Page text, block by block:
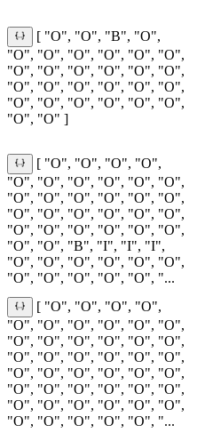
[ "O", "O", "B", "O",
"O", "O", "O", "O", "O", "O",
"O", "O", "O", "O", "O", "O",
"O", "O", "O", "O", "O", "O",
"O", "O", "O", "O", "O", "O",
"O", "O" ]
[ "O", "O", "O", "O",
"O", "O", "O", "O", "O", "O",
"O", "O", "O", "O", "O", "O",
"O", "O", "O", "O", "O", "O",
"O", "O", "O", "O", "O", "O",
"O", "O", "B", "I", "I", "I",
"O", "O", "O", "O", "O", "O",
"O", "O", "O", "O", "O", "...
[ "O", "O", "O", "O",
"O", "O", "O", "O", "O", "O",
"O", "O", "O", "O", "O", "O",
"O", "O", "O", "O", "O", "O",
"O", "O", "O", "O", "O", "O",
"O", "O", "O", "O", "O", "O",
"O", "O", "O", "O", "O", "O",
"O", "O", "O", "O", "O", "...